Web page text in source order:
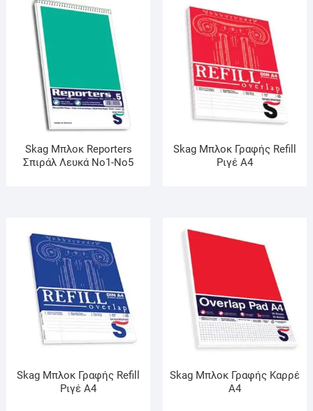
Skag Μπλοκ Reporters
Σπιράλ Λευκά Νο1-Νο5
Skag Μπλοκ Γραφής Refill
Ριγέ A4
Skag Μπλοκ Γραφής Refill
Ριγέ A4
Skag Μπλοκ Γραφής Καρρέ
Α4